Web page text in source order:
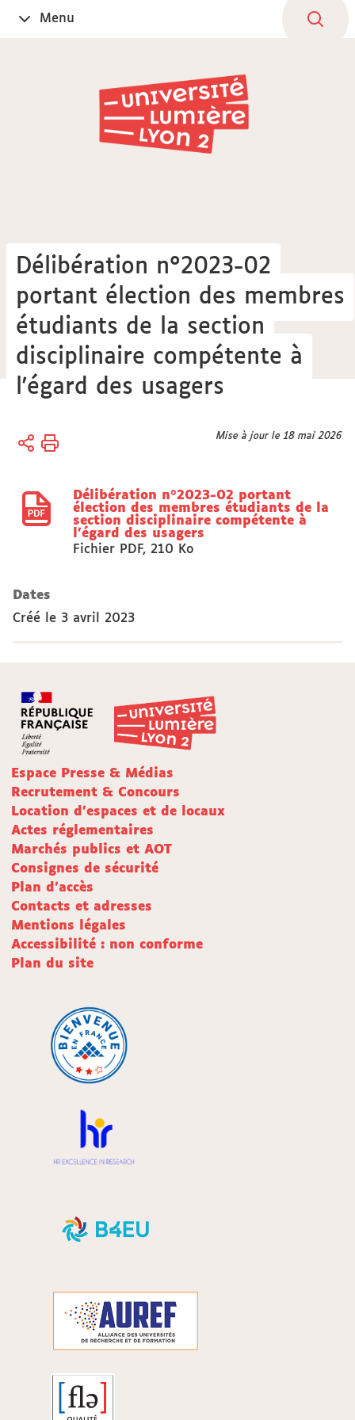
OuvrirMenu
Délibération n°2023-02
portant élection des membres
étudiants de la section
disciplinaire compétente à
l'égard des usagers
Vous
Accueil
Mise à jour le 18 mai 2026
Délibération n°2023-02 portant
élection des membres étudiants de la
section disciplinaire compétente à
l'égard des usagers
Fichier PDF, 210 Ko
Dates
Créé le 3 avril 2023
Espace Presse & Médias
Recrutement & Concours
Location d'espaces et de locaux
Actes réglementaires
Marchés publics et AOT
Consignes de sécurité
Plan d'accès
Contacts et adresses
Mentions légales
Accessibilité : non conforme
Plan du site